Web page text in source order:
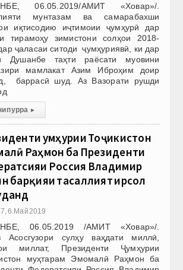
06.05.2019/АМИТ «Ховар»/.
мунтазам ва самарабахши
иқтисодию иҷтимоии ҷумҳурӣ дар
тирамоҳу зимистони солҳои 2018-
ҷаласаи ситоди ҷумҳуриявӣ, ки дар
Душанбе таҳти раёсати муовини
мамлакат Азим Иброҳим доир
баррасӣ шуд. Аз Вазорати рушди
пурра ▸
Ҷумҳурии Тоҷикистон
Раҳмон ба Президенти
Россия Владимир
барқияи тасаллият ирсол
6.Май 2019
06.05.2019 /АМИТ «Ховар»/.
Асосгузори сулҳу ваҳдати миллӣ,
миллат, Президенти Ҷумҳурии
муҳтарам Эмомалӣ Раҳмон ба